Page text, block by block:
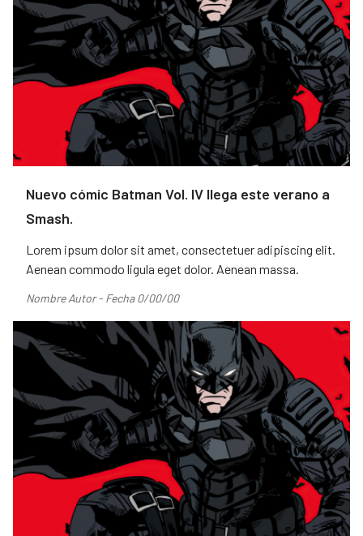
Nuevo cómic Batman Vol. IV llega este verano a
Smash.
Lorem ipsum dolor sit amet, consectetuer adipiscing elit.
Aenean commodo ligula eget dolor. Aenean massa.
Nombre Autor - Fecha 0/00/00